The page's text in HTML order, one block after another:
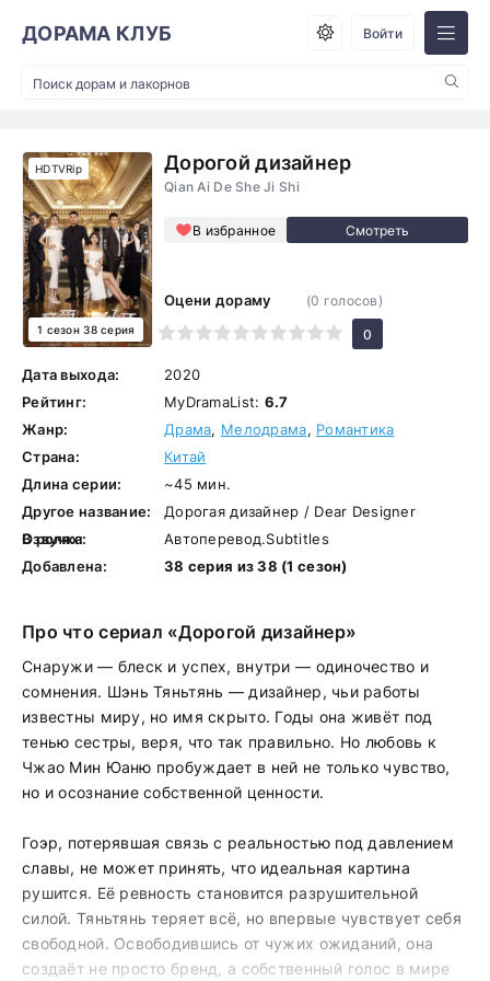
ДОРАМА КЛУБ Войти
Дорогой дизайнер
Qian Ai De She Ji Shi
В избранное
HDTVRip
1 сезон 38 серия
Оцени дораму
1
2 3 4 5 7 8 9 10
(0 голосов)
0
Дата выхода:
2020
Рейтинг:
MyDramaList: 6.7
Жанр:
Драма, Мелодрама, Романтика
Страна:
Китай
Длина серии:
~45 мин.
Другое название:
Дорогая дизайнер / Dear Designer
В ролях:
Озвучка:
Автоперевод.Subtitles
Добавлена:
38 серия из 38 (1 сезон)
Про что сериал «Дорогой дизайнер»
Снаружи — блеск и успех, внутри — одиночество и
сомнения. Шэнь Тяньтянь — дизайнер, чьи работы
известны миру, но имя скрыто. Годы она живёт под
тенью сестры, веря, что так правильно. Но любовь к
Чжао Мин Юаню пробуждает в ней не только чувство,
но и осознание собственной ценности.
Гоэр, потерявшая связь с реальностью под давлением
славы, не может принять, что идеальная картина
рушится. Её ревность становится разрушительной
силой. Тяньтянь теряет всё, но впервые чувствует себя
свободной. Освободившись от чужих ожиданий, она
создаёт не просто бренд, а собственный голос в мире